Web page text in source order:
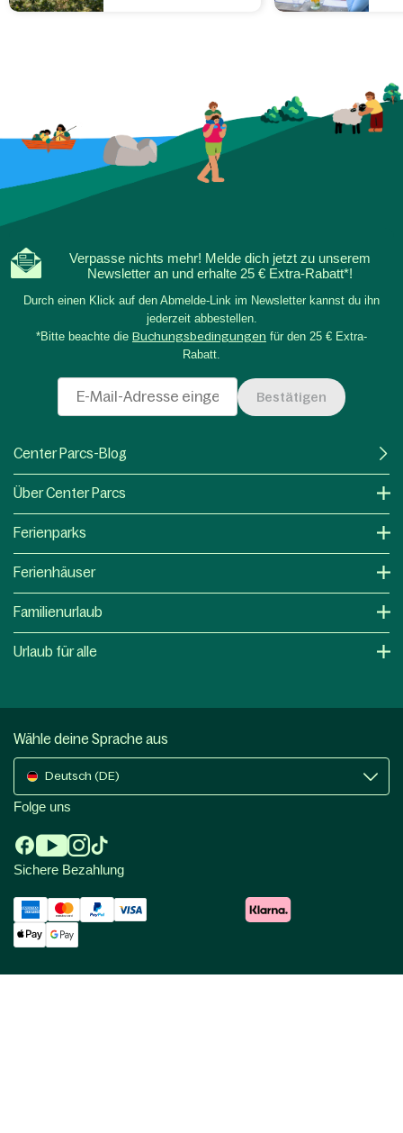
Verpasse nichts mehr! Melde dich jetzt zu unserem
Newsletter an und erhalte 25 € Extra-Rabatt*!
Durch einen Klick auf den Abmelde-Link im Newsletter kannst du ihn
jederzeit abbestellen.
*Bitte beachte die Buchungsbedingungen für den 25 € Extra-
Rabatt.
Bestätigen
Center Parcs-Blog
Über Center Parcs
Ferienparks
Ferienhäuser
Familienurlaub
Urlaub für alle
Wähle deine Sprache aus
Deutsch (DE)
Folge uns
Sichere Bezahlung